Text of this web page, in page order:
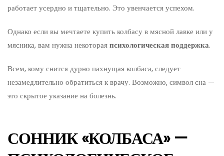
работает усердно и тщательно. Это увенчается успехом.
Однако если вы мечтаете купить колбасу в мясной лавке или у
мясника, вам нужна некотораяпсихологическая поддержка.
Всем, кому снится дурно пахнущая колбаса, следует
незамедлительно обратиться к врачу. Возможно, символ сна —
это скрытое указание на болезнь.
СОННИК «КОЛБАСА» —